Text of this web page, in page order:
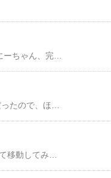
楓とルル、２度目のご対面です。 一見仲良く見えますが 上がルルで下が楓…楓にーちゃん、完全に主導権を握られちゃってます。怖いもの知らずなパピールルが体当たりで楓にじゃれついてくるもんだから楓は相変わらずビビりまくりルルは遊んでもらいたいだけなんだけどね～。まだまだこの２人の手に汗握る（？）攻防は続くことでしょう……楓ちゃんがんばれ～～！